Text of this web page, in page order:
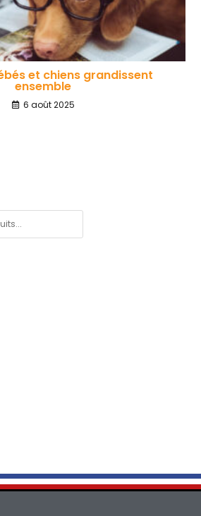
et chiens grandissent
ensemble
6 août 2025